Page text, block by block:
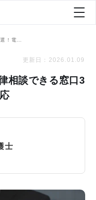
更新日： 2026.01.09
相談できる窓口3
士